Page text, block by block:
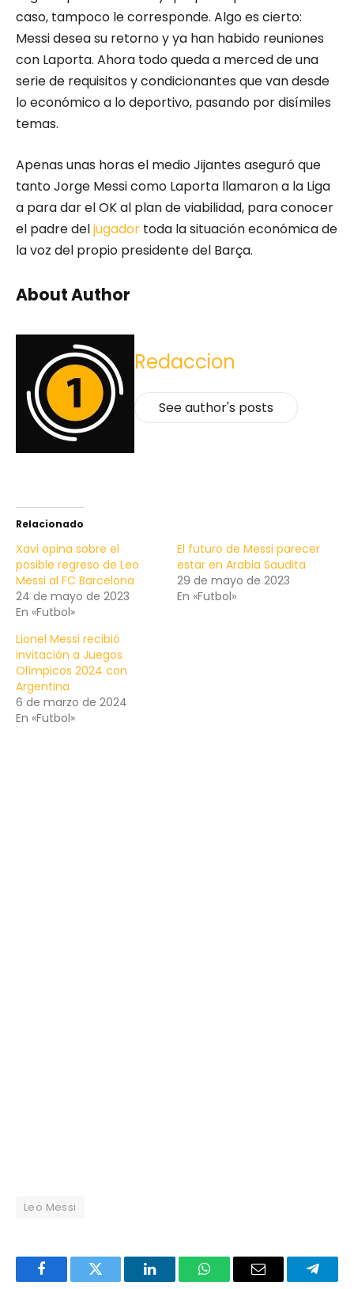
caso, tampoco le corresponde. Algo es cierto:
Messi desea su retorno y ya han habido reuniones
con Laporta. Ahora todo queda a merced de una
serie de requisitos y condicionantes que van desde
lo económico a lo deportivo, pasando por disímiles
temas.
Apenas unas horas el medio Jijantes aseguró que
tanto Jorge Messi como Laporta llamaron a la Liga
a para dar el OK al plan de viabilidad, para conocer
el padre deljugador toda la situación económica de
la voz del propio presidente del Barça.
About Author
Redaccion
See author's posts
Relacionado
Xavi opina sobre el
posible regreso de Leo
Messi al FC Barcelona
24 de mayo de 2023
En «Futbol»
El futuro de Messi parecer
estar en Arabia Saudita
29 de mayo de 2023
En «Futbol»
Lionel Messi recibió
invitación a Juegos
Olímpicos 2024 con
Argentina
6 de marzo de 2024
En «Futbol»
Leo Messi
FacebookTwitter LinkedInWhatsAppEmail